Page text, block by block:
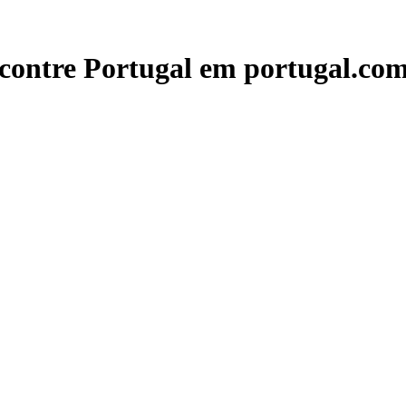
Portugal em